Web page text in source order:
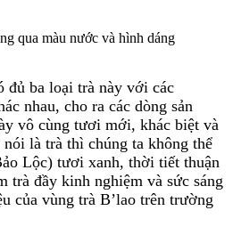
qua màu nước và hình dáng
đủ ba loại trà này với các
nhau, cho ra các dòng sản
vô cùng tươi mới, khác biệt và
là trà thì chúng ta không thể
Lộc) tươi xanh, thời tiết thuận
trà đầy kinh nghiệm và sức sáng
của vùng trà B’lao trên trường